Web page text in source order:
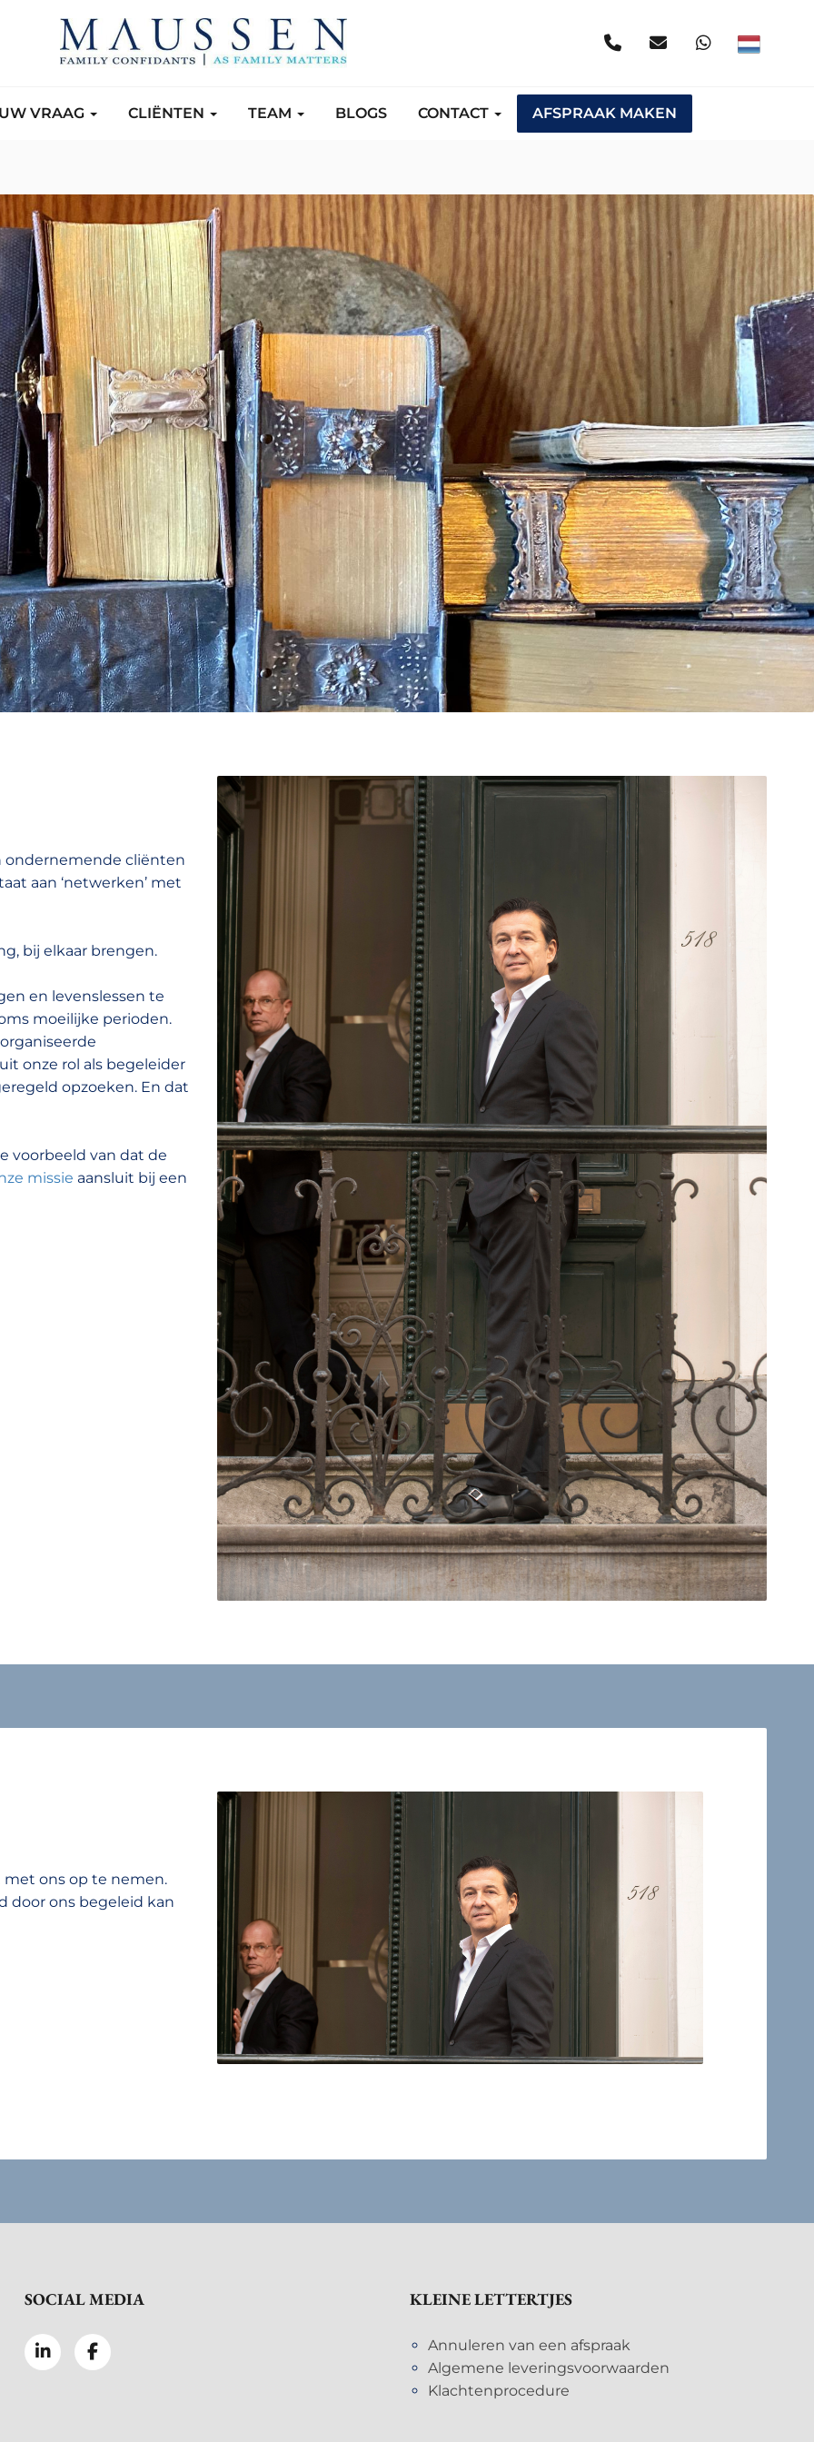
UW VRAAG CLIËNTEN TEAM BLOGS CONTACT AFSPRAAK MAKEN
ondernemende cliënten
aan ‘netwerken’ met
bij elkaar brengen.
en levenslessen te
moeilijke perioden.
onze rol als begeleider
opzoeken. En dat
voorbeeld van dat de
missie aansluit bij een
ons op te nemen.
door ons begeleid kan
SOCIAL MEDIA KLEINE LETTERTJES
Annuleren van een afspraak
Algemene leveringsvoorwaarden
Klachtenprocedure